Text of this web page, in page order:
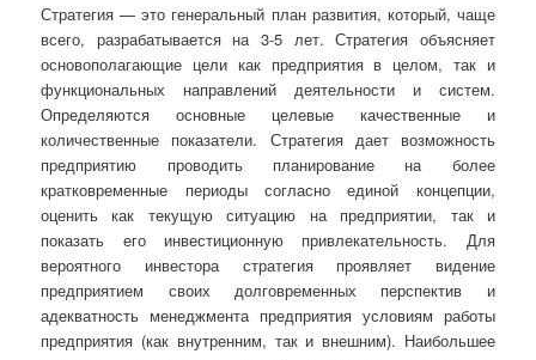
Стратегия — это генеральный план развития, который, чаще
всего, разрабатывается на 3-5 лет. Стратегия объясняет
основополагающие цели как предприятия в целом, так и
функциональных направлений деятельности и систем.
Определяются основные целевые качественные и
количественные показатели. Стратегия дает возможность
предприятию проводить планирование на более
кратковременные периоды согласно единой концепции,
оценить как текущую ситуацию на предприятии, так и
показать его инвестиционную привлекательность. Для
вероятного инвестора стратегия проявляет видение
предприятием своих долговременных перспектив и
адекватность менеджмента предприятия условиям работы
предприятия (как внутренним, так и внешним). Наибольшее